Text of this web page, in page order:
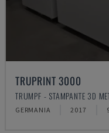
TRUPRINT 3000
TRUMPF - STAMPANTE 3D
GERMANIA 2017